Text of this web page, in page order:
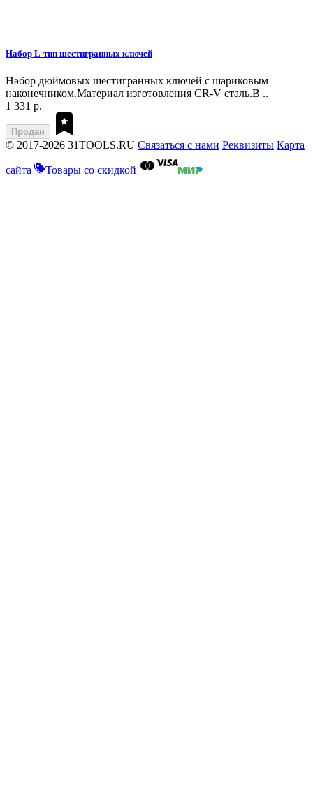
Набор L-тип шестигранных ключей
Набор дюймовых шестигранных ключей с шариковым
наконечником.Материал изготовления CR-V сталь.В ..
1 331 р.
Продан
© 2017-2026 31TOOLS.RU Связаться с нами Реквизиты Карта
сайта Товары со скидкой